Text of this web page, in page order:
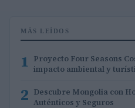
MÁS LEÍDOS
1 Proyecto Four Seasons
impacto ambiental y
2 Descubre Mongolia con
Auténticos y Seguros